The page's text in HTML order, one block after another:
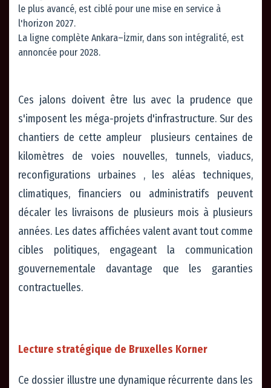
le plus avancé, est ciblé pour une mise en service à
l'horizon 2027.
La ligne complète Ankara–İzmir, dans son intégralité, est
annoncée pour 2028.
Ces jalons doivent être lus avec la prudence que
s'imposent les méga-projets d'infrastructure. Sur des
chantiers de cette ampleur plusieurs centaines de
kilomètres de voies nouvelles, tunnels, viaducs,
reconfigurations urbaines , les aléas techniques,
climatiques, financiers ou administratifs peuvent
décaler les livraisons de plusieurs mois à plusieurs
années. Les dates affichées valent avant tout comme
cibles politiques, engageant la communication
gouvernementale davantage que les garanties
contractuelles.
Lecture stratégique de Bruxelles Korner
Ce dossier illustre une dynamique récurrente dans les